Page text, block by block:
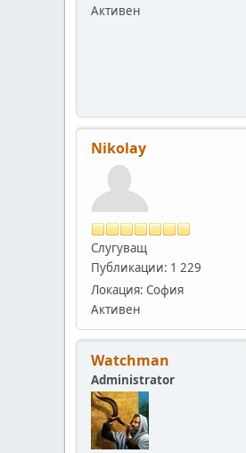
Активен
Nikolay
Слугуващ
Публикации: 1 229
Локация: София
Активен
Watchman
Administrator